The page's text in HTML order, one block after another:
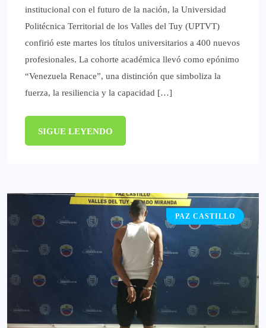
institucional con el futuro de la nación, la Universidad
Politécnica Territorial de los Valles del Tuy (UPTVT)
confirió este martes los títulos universitarios a 400 nuevos
profesionales. La cohorte académica llevó como epónimo
“Venezuela Renace”, una distinción que simboliza la
fuerza, la resiliencia y la capacidad […]
SIGUE LEYENDO
PAZ CASTILLO